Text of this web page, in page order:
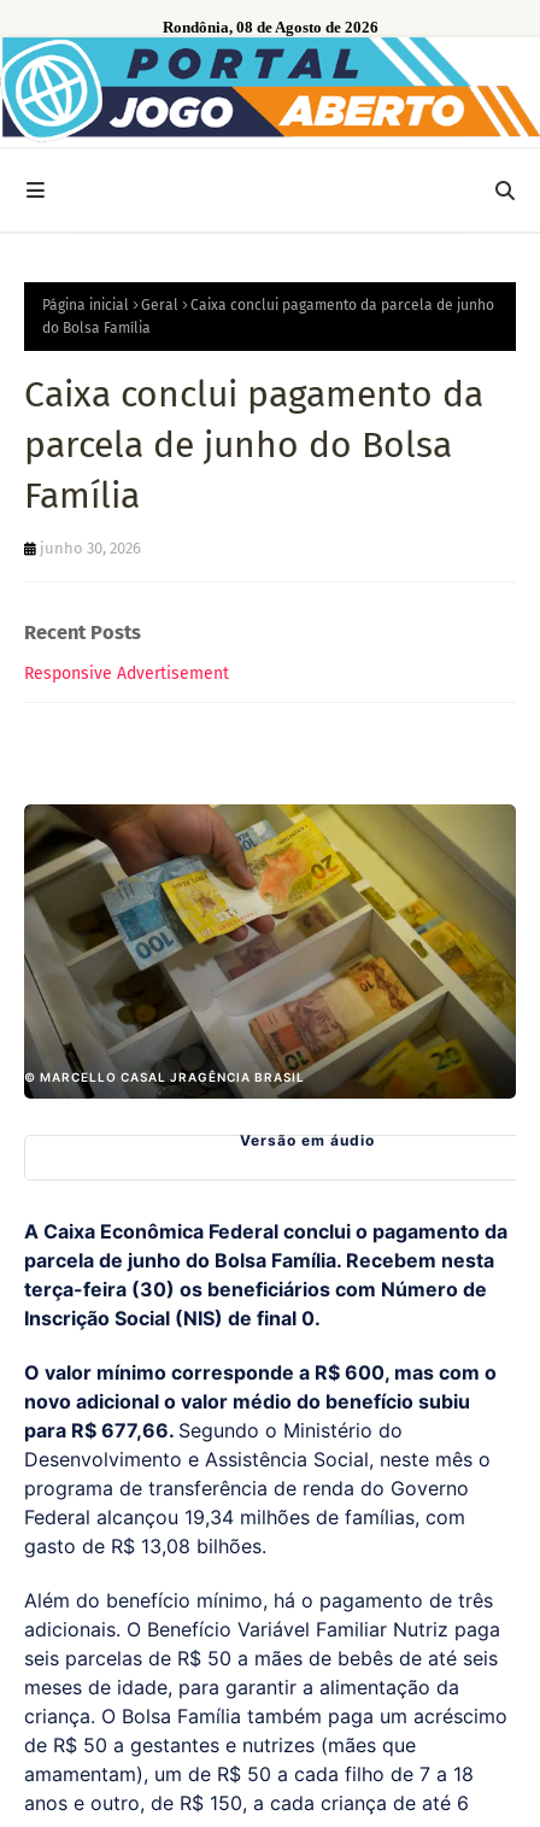
Rondônia, 08 de Agosto de 2026
Página inicial Geral
Caixa conclui pagamento da parcela de junho
do Bolsa Família
Caixa conclui pagamento da
parcela de junho do Bolsa
Família
junho 30, 2026
Recent Posts
Responsive Advertisement
© MARCELLO CASAL JRAGÊNCIA BRASIL
Versão em áudio
A Caixa Econômica Federal conclui o pagamento da
parcela de junho do Bolsa Família. Recebem nesta
terça-feira (30) os beneficiários com Número de
Inscrição Social (NIS) de final 0.
O valor mínimo corresponde a R$ 600, mas com o
novo adicional o valor médio do benefício subiu
para R$ 677,66. Segundo o Ministério do
Desenvolvimento e Assistência Social, neste mês o
programa de transferência de renda do Governo
Federal alcançou 19,34 milhões de famílias, com
gasto de R$ 13,08 bilhões.
Além do benefício mínimo, há o pagamento de três
adicionais. O Benefício Variável Familiar Nutriz paga
seis parcelas de R$ 50 a mães de bebês de até seis
meses de idade, para garantir a alimentação da
criança. O Bolsa Família também paga um acréscimo
de R$ 50 a gestantes e nutrizes (mães que
amamentam), um de R$ 50 a cada filho de 7 a 18
anos e outro, de R$ 150, a cada criança de até 6